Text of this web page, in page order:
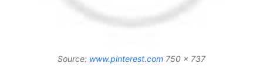
Source: www.pinterest.com 750 x 737